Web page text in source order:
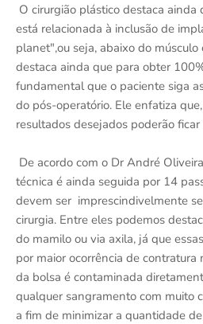
O cirurgião plástico destaca ainda
está relacionada à inclusão de
planet",ou seja, abaixo do
destaca ainda que para obter
fundamental que o paciente siga
do pós-operatório. Ele enfatiza
resultados desejados poderão
De acordo com o Dr André
técnica é ainda seguida por 14
devem ser imprescindivelmente
cirurgia. Entre eles podemos
do mamilo ou via axila, já que
por maior ocorrência de contratura
da bolsa é contaminada
qualquer sangramento com muito
a fim de minimizar a quantidade